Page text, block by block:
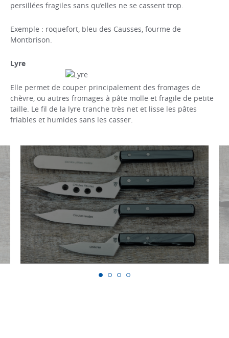
persillées fragiles sans qu’elles ne se cassent trop.
Exemple : roquefort, bleu des Causses, fourme de
Montbrison.
Lyre
Elle permet de couper principalement des fromages de
chèvre, ou autres fromages à pâte molle et fragile de petite
taille. Le fil de la lyre tranche très net et lisse les pâtes
friables et humides sans les casser.